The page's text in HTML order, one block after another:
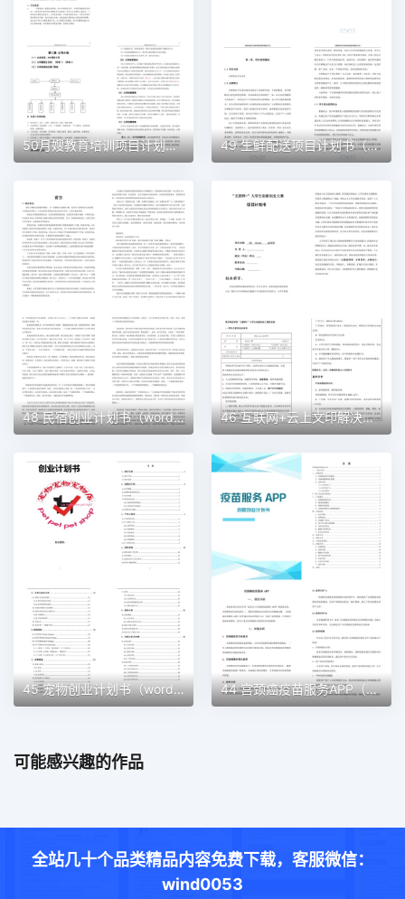
50月嫂教育培训项目计划书（word＋ppt配套）创业计划书word模板 49 生鲜配送项目计划书（word＋ppt配套）创业计划书word模板
48 民宿创业计划书（word＋ppt配套）创业计划书word模板 46 互联网+云上文印解决方案创业计划书（word＋ppt配套）创业计划书word模板
45 宠物创业计划书（word＋ppt配套）创业计划书word模板 44 宫颈癌疫苗服务APP（word＋ppt配套）创业计划书word模板
可能感兴趣的作品
全站几十个品类精品内容免费下载，客服微信：
wind0053